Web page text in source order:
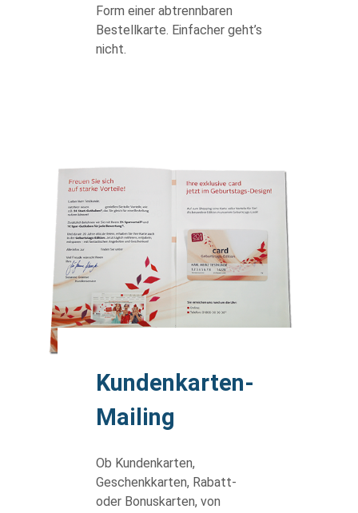
Form einer abtrennbaren
Bestellkarte. Einfacher geht’s
nicht.
body
Kundenkarten-
Mailing
Ob Kundenkarten,
Geschenkkarten, Rabatt-
oder Bonuskarten, von